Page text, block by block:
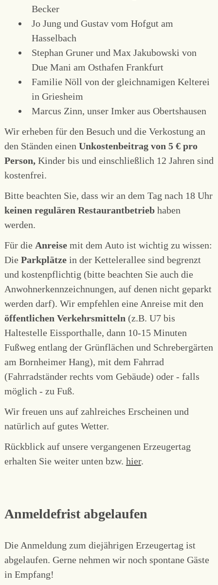
Becker
Jo Jung und Gustav vom Hofgut am
Hasselbach
Stephan Gruner und Max Jakubowski von
Due Mani am Osthafen Frankfurt
Familie Nöll von der gleichnamigen Kelterei
in Griesheim
Marcus Zinn, unser Imker aus Obertshausen
Wir erheben für den Besuch und die Verkostung an
den Ständen einen Unkostenbeitrag von 5 € pro
Person,Kinder bis und einschließlich 12 Jahren sind
kostenfrei.
Bitte beachten Sie, dass wir an dem Tag nach 18 Uhr
keinen regulären Restaurantbetriebhaben
werden.
Für die Anreisemit dem Auto ist wichtig zu wissen:
Die Parkplätzein der Kettelerallee sind begrenzt
und kostenpflichtig (bitte beachten Sie auch die
Anwohnerkennzeichnungen, auf denen nicht geparkt
werden darf). Wir empfehlen eine Anreise mit den
öffentlichen Verkehrsmitteln (z.B. U7 bis
Haltestelle Eissporthalle, dann 10-15 Minuten
Fußweg entlang der Grünflächen und Schrebergärten
am Bornheimer Hang), mit dem Fahrrad
(Fahrradständer rechts vom Gebäude) oder - falls
möglich - zu Fuß.
Wir freuen uns auf zahlreiches Erscheinen und
natürlich auf gutes Wetter.
Rückblick auf unsere vergangenen Erzeugertag
erhalten Sie weiter unten bzw. hier.
Anmeldefrist abgelaufen
Die Anmeldung zum diejährigen Erzeugertag ist
abgelaufen. Gerne nehmen wir noch spontane Gäste
in Empfang!